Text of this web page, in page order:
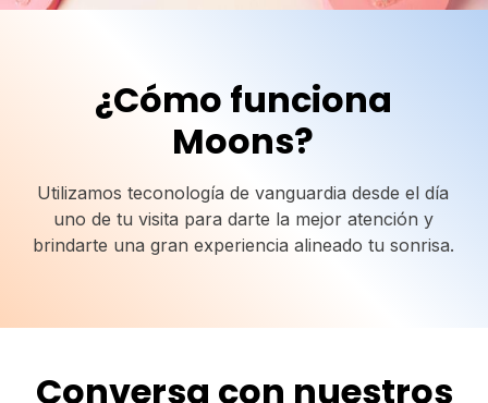
¿Cómo funciona
Moons?
Utilizamos teconología de vanguardia desde el día
uno de tu visita para darte la mejor atención y
brindarte una gran experiencia alineado tu sonrisa.
Conversa con nuestros